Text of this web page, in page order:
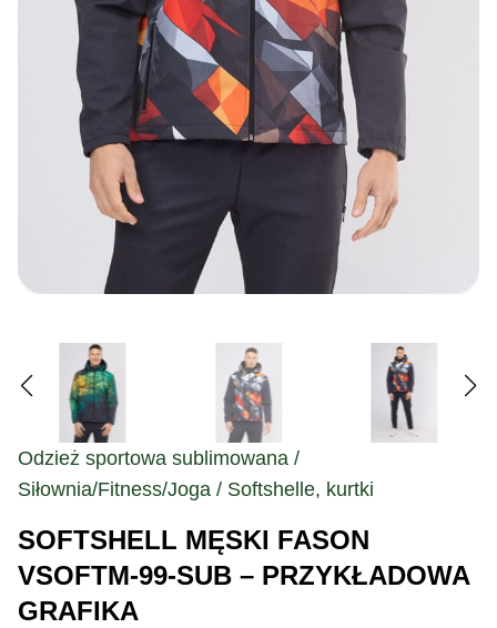
Odzież sportowa sublimowana /
Siłownia/Fitness/Joga / Softshelle, kurtki
SOFTSHELL MĘSKI FASON
VSOFTM-99-SUB – PRZYKŁADOWA
GRAFIKA